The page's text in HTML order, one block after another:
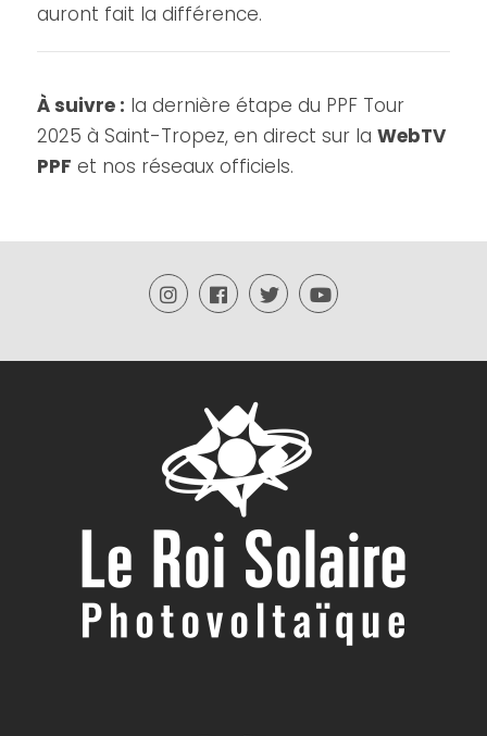
auront fait la différence.
À suivre : la dernière étape du PPF Tour
2025 à Saint-Tropez, en direct sur laWebTV
PPF et nos réseaux officiels.